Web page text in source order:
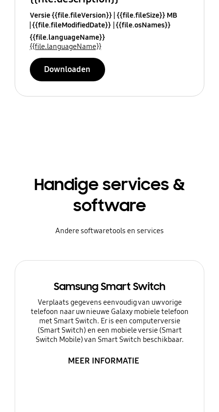
Versie {{file.fileVersion}} {{file.fileSize}} MB
{{file.fileModifiedDate}} {{file.osNames}}
{{file.languageName}}
{{file.languageName}}
Downloaden
Handige services &
software
Andere softwaretools en services
Samsung Smart Switch
Verplaats gegevens eenvoudig van uw vorige
telefoon naar uw nieuwe Galaxy mobiele telefoon
met Smart Switch. Er is een computerversie
(Smart Switch) en een mobiele versie (Smart
Switch Mobile) van Smart Switch beschikbaar.
MEER INFORMATIE